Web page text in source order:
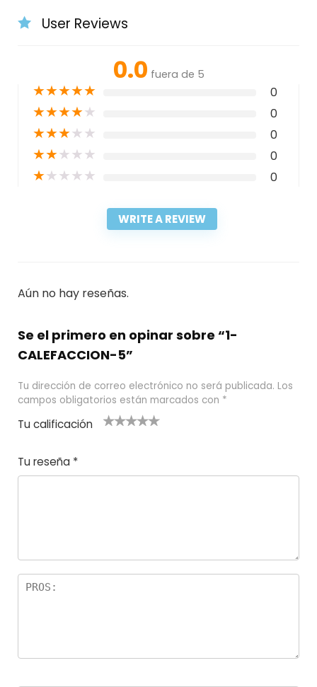
User Reviews
0.0 fuera de 5
★★★★★ 0
★★★★★ 0
★★★★★ 0
★★★★★ 0
★★★★★ 0
WRITE A REVIEW
Aún no hay reseñas.
Se el primero en opinar sobre “1-
CALEFACCION-5”
Tu dirección de correo electrónico no será publicada. Los
campos obligatorios están marcados con *
Tu calificación
e
el
5
las
s
Tu reseña *